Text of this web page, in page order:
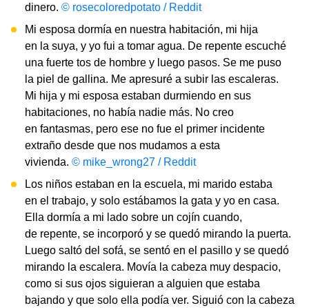
dinero. © rosecoloredpotato / Reddit
Mi esposa dormía en nuestra habitación, mi hija
en la suya, y yo fui a tomar agua. De repente escuché
una fuerte tos de hombre y luego pasos. Se me puso
la piel de gallina. Me apresuré a subir las escaleras.
Mi hija y mi esposa estaban durmiendo en sus
habitaciones, no había nadie más. No creo
en fantasmas, pero ese no fue el primer incidente
extraño desde que nos mudamos a esta
vivienda. © mike_wrong27 / Reddit
Los niños estaban en la escuela, mi marido estaba
en el trabajo, y solo estábamos la gata y yo en casa.
Ella dormía a mi lado sobre un cojín cuando,
de repente, se incorporó y se quedó mirando la puerta.
Luego saltó del sofá, se sentó en el pasillo y se quedó
mirando la escalera. Movía la cabeza muy despacio,
como si sus ojos siguieran a alguien que estaba
bajando y que solo ella podía ver. Siguió con la cabeza